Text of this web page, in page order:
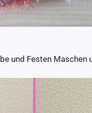
und Festen Maschen